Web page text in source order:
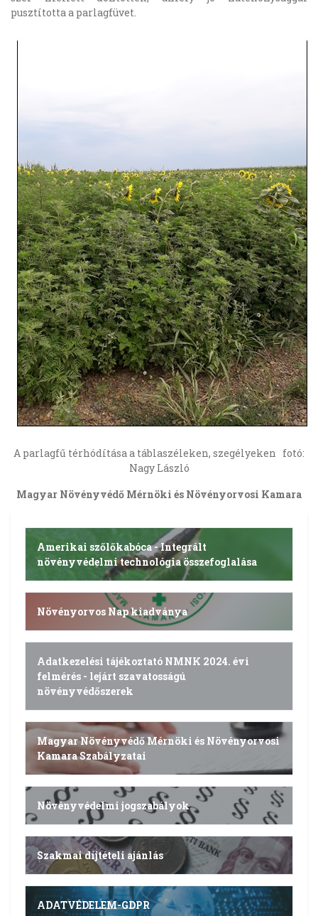
pusztította a parlagfüvet.
A parlagfű térhódítása a táblaszéleken, szegélyeken fotó:
Nagy László
Magyar Növényvédő Mérnöki és Növényorvosi Kamara
Amerikai szőlőkabóca - Integrált
növényvédelmi technológia összefoglalása
Növényorvos Nap kiadványa
Adatkezelési tájékoztató NMNK 2024. évi
felmérés - lejárt szavatosságú
növényvédőszerek
Magyar Növényvédő Mérnöki és Növényorvosi
Kamara Szabályzatai
Növényvédelmi jogszabályok
Szakmai díjtételi ajánlás
ADATVÉDELEM-GDPR